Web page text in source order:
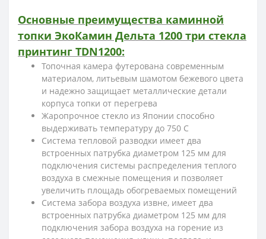
Основные преимущества каминной
топки ЭкоКамин Дельта 1200 три стекла
принтинг TDN1200:
Топочная камера футерована современным
материалом, литьевым шамотом бежевого цвета
и надежно защищает металлические детали
корпуса топки от перегрева
Жаропрочное стекло из Японии способно
выдерживать температуру до 750 С
Система тепловой разводки имеет два
встроенных патрубка диаметром 125 мм для
подключения системы распределения теплого
воздуха в смежные помещения и позволяет
увеличить площадь обогреваемых помещений
Система забора воздуха извне, имеет два
встроенных патрубка диаметром 125 мм для
подключения забора воздуха на горение из